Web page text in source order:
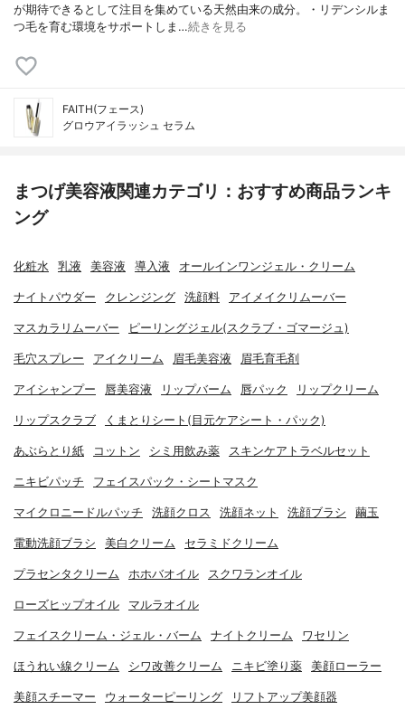
が期待できるとして注目を集めている天然由来の成分。・リデンシルま
つ毛を育む環境をサポートしま…続きを見る
FAITH(フェース)
グロウアイラッシュ セラム
まつげ美容液関連カテゴリ：おすすめ商品ランキ
ング
化粧水 乳液 美容液 導入液 オールインワンジェル・クリーム
ナイトパウダー クレンジング 洗顔料 アイメイクリムーバー
マスカラリムーバー ピーリングジェル(スクラブ・ゴマージュ)
毛穴スプレー アイクリーム 眉毛美容液 眉毛育毛剤
アイシャンプー 唇美容液 リップバーム 唇パック リップクリーム
リップスクラブ くまとりシート(目元ケアシート・パック)
あぶらとり紙 コットン シミ用飲み薬 スキンケアトラベルセット
ニキビパッチ フェイスパック・シートマスク
マイクロニードルパッチ 洗顔クロス 洗顔ネット 洗顔ブラシ 繭玉
電動洗顔ブラシ 美白クリーム セラミドクリーム
プラセンタクリーム ホホバオイル スクワランオイル
ローズヒップオイル マルラオイル
フェイスクリーム・ジェル・バーム ナイトクリーム ワセリン
ほうれい線クリーム シワ改善クリーム ニキビ塗り薬 美顔ローラー
美顔スチーマー ウォーターピーリング リフトアップ美顔器